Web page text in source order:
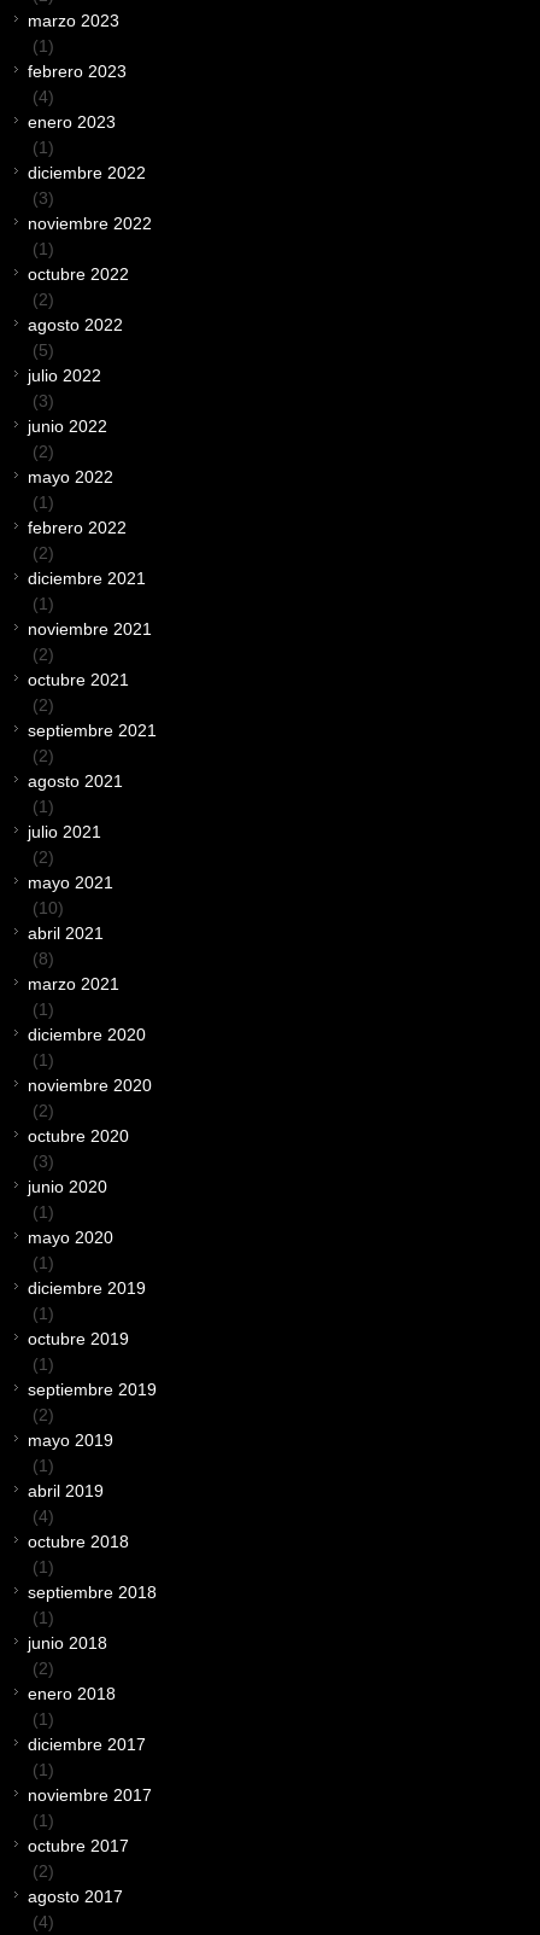
marzo 2023
(1)
febrero 2023
(4)
enero 2023
(1)
diciembre 2022
(3)
noviembre 2022
(1)
octubre 2022
(2)
agosto 2022
(5)
julio 2022
(3)
junio 2022
(2)
mayo 2022
(1)
febrero 2022
(2)
diciembre 2021
(1)
noviembre 2021
(2)
octubre 2021
(2)
septiembre 2021
(2)
agosto 2021
(1)
julio 2021
(2)
mayo 2021
(10)
abril 2021
(8)
marzo 2021
(1)
diciembre 2020
(1)
noviembre 2020
(2)
octubre 2020
(3)
junio 2020
(1)
mayo 2020
(1)
diciembre 2019
(1)
octubre 2019
(1)
septiembre 2019
(2)
mayo 2019
(1)
abril 2019
(4)
octubre 2018
(1)
septiembre 2018
(1)
junio 2018
(2)
enero 2018
(1)
diciembre 2017
(1)
noviembre 2017
(1)
octubre 2017
(2)
agosto 2017
(4)